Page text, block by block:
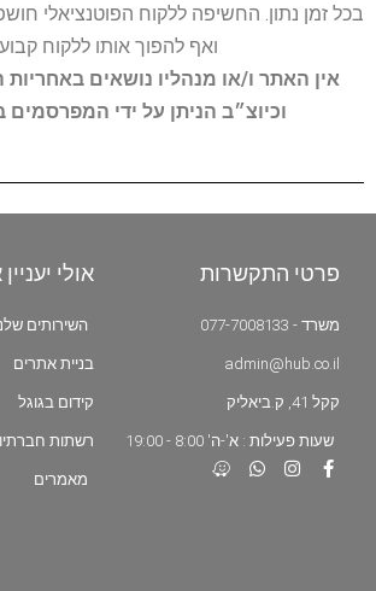
בכל זמן נתון. החשיפה ללקוח הפוטנציאלי
ואף להפוך אותו ללקוח קבוע.
אין האתר ו/או מנהליו נושאים
וכיוצ״ב הניתן על ידי המפרסמים
פרטי התקשרות
משרד - 077-7008133
admin@hub.co.il
קקל 41, ק.ביאליק
שעות פעילות : א'-ה' 8:00 - 19:00
אולי
השירותים
בניית אתרים
קידום בגוגל
רשתות
מאמרים